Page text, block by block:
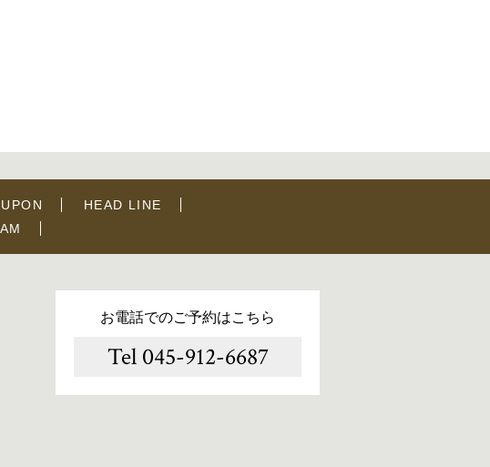
HEAD LINE
お電話でのご予約はこちら
Tel 045-912-6687